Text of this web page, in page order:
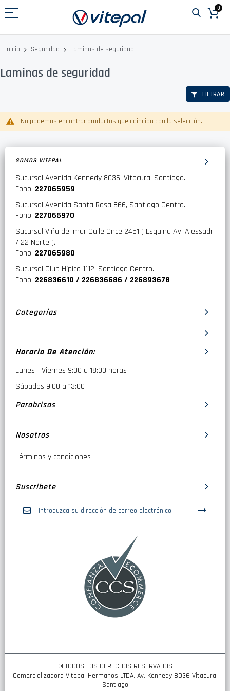
al
0
Inicio Seguridad Laminas de seguridad
Laminas de seguridad
No podemos encontrar productos que coincida con la selección.
FILTRAR
SOMOS VITEPAL
Sucursal Avenida Kennedy 8036, Vitacura, Santiago.
Fono: 227065959
Sucursal Avenida Santa Rosa 866, Santiago Centro.
Fono: 227065970
Sucursal Viña del mar Calle Once 2451 ( Esquina Av. Alessadri
/ 22 Norte ).
Fono: 227065980
Sucursal Club Hípico 1112, Santiago Centro.
Fono: 226836610 / 226836686 / 226893678
Categorías
Horario De Atención:
Lunes - Viernes 9:00 a 18:00 horas
Sábados 9:00 a 13:00
Parabrisas
Nosotros
Términos y condiciones
Suscribete
© TODOS LOS DERECHOS RESERVADOS
Comercializadora Vitepal Hermanos LTDA. Av. Kennedy 8036 Vitacura,
Santiago